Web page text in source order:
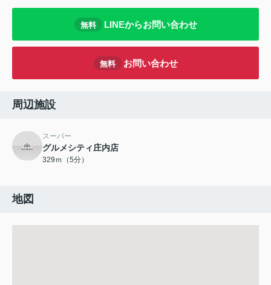
無料 LINEからお問い合わせ
無料 お問い合わせ
周辺施設
スーパー
グルメシティ庄内店
329ｍ（5分）
地図